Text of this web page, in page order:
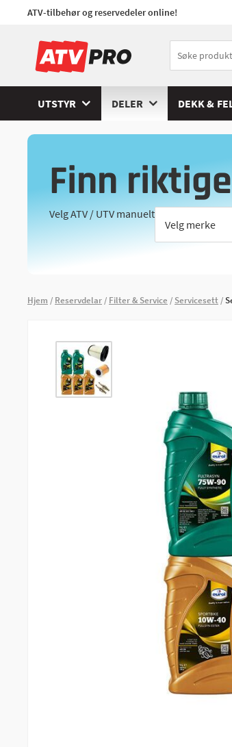
ATV-tilbehør og reservedeler online!
UTSTYR DELER DEKK &
Finn
Velg ATV / UTV manuelt
Hjem Reservdelar Filter & Service Servicesett